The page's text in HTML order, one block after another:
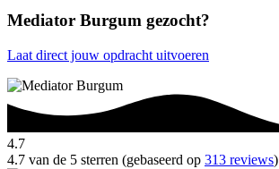
Mediator Burgum gezocht?
Laat direct jouw opdracht uitvoeren
4.7
4.7 van de 5 sterren (gebaseerd op 313 reviews)